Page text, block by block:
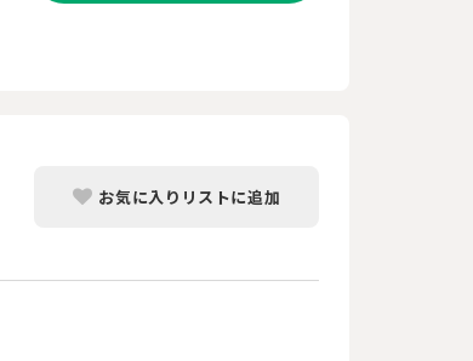
お気に入りリストに追加